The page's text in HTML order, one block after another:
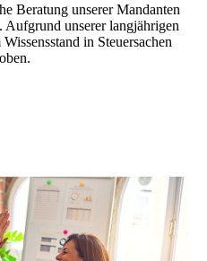
Beratung unserer Mandanten
Aufgrund unserer langjährigen
in Steuersachen